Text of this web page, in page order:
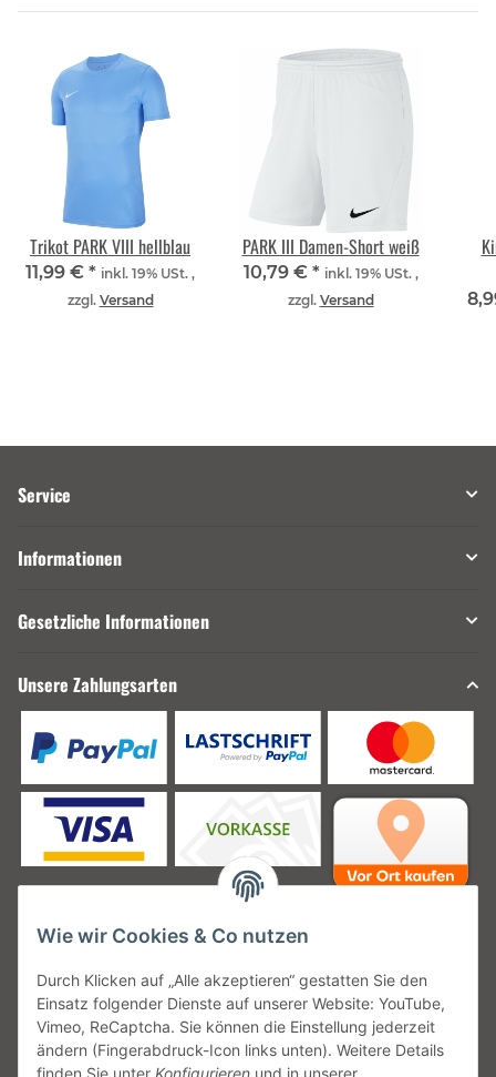
Trikot PARK VIII hellblau
11,99 € * inkl. 19% USt. ,
zzgl. Versand
PARK III Damen-Short weiß
10,79 € * inkl. 19% USt. ,
zzgl. Versand
Service
Informationen
Gesetzliche Informationen
Unsere Zahlungsarten
Unsere Versanddienstleister
Wie wir Cookies & Co nutzen
Durch Klicken auf „Alle akzeptieren“ gestatten Sie den
Einsatz folgender Dienste auf unserer Website: YouTube,
Vimeo, ReCaptcha. Sie können die Einstellung jederzeit
ändern (Fingerabdruck-Icon links unten). Weitere Details